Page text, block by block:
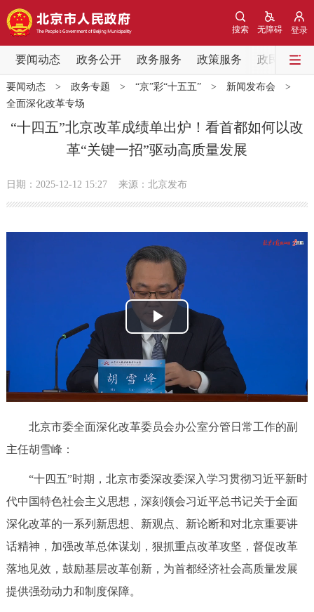
登录
无障碍
搜索
要闻动态 政务公开 政务服务 政策服务 政民互动
要闻动态
党中央精神 国务院信息 中央部委动态
北京要闻 会议信息 部门动态
机构职能 政策服务
政策解读
决策公开 专题公开
政务服务
个人服务 法人服务 部门服务
便民服务
中介服务 阳光政务
政民互动
要闻动态> 政务专题 > “京”彩“十五五”> 新闻发布会 >
全面深化改革专场
“十四五”北京改革成绩单出炉！看首都如何以改
革“关键一招”驱动高质量发展
日期：2025-12-12 15:27 来源：北京发布
播
放
视
频
北京市委全面深化改革委员会办公室分管日常工作的副
主任胡雪峰：
“十四五”时期，北京市委深改委深入学习贯彻习近平新时
代中国特色社会主义思想，深刻领会习近平总书记关于全面
深化改革的一系列新思想、新观点、新论断和对北京重要讲
话精神，加强改革总体谋划，狠抓重点改革攻坚，督促改革
落地见效，鼓励基层改革创新，为首都经济社会高质量发展
提供强劲动力和制度保障。